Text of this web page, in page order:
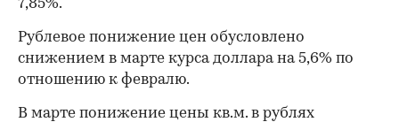
7,85%.
Рублевое понижение цен обусловлено
снижением в марте курса доллара на 5,6% по
отношению к февралю.
В марте понижение цены кв.м. в рублях